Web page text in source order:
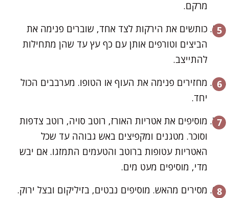
מרקם.
כותשים את הירקות לצד אחד, שוברים פנימה את
הביצים וטורפים אותן עם כף עץ עד שהן מתחילות
להתייצב.
מחזירים פנימה את העוף או הטופו. מערבבים הכול
יחד.
מוסיפים את אטריות האורז, רוטב סויה, רוטב צדפות
וסוכר. מטגנים ומקפיצים באש גבוהה עד שכל
האטריות עטופות ברוטב והטעמים התמזגו. אם יבש
מדי, מוסיפים מעט מים.
מסירים מהאש. מוסיפים נבטים, בזיליקום ובצל ירוק.